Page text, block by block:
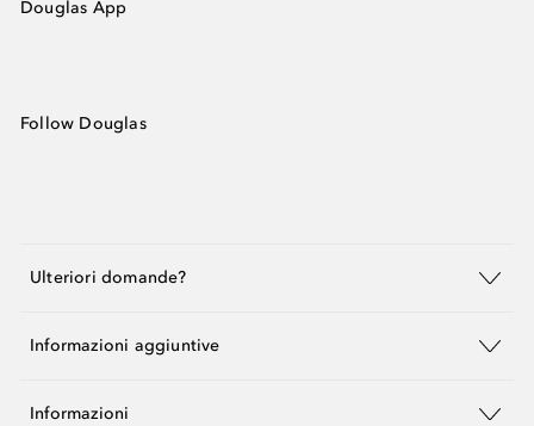
Douglas App
Follow Douglas
Ulteriori domande?
Informazioni aggiuntive
Informazioni